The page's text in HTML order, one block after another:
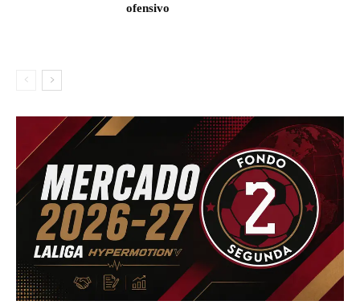
ofensivo